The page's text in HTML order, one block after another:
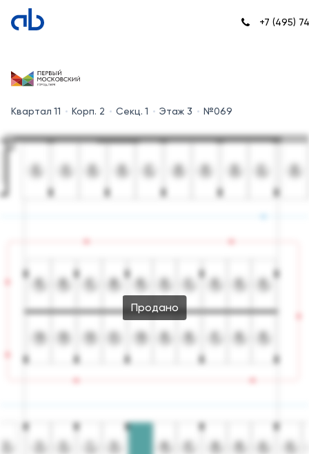
+7 (495)
Квартал 11 Корп. 2 Секц. 1 Этаж 3 №069
Продано